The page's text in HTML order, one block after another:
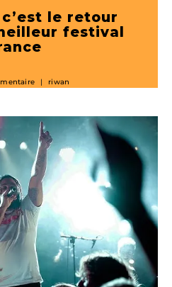
le retour
festival
riwan